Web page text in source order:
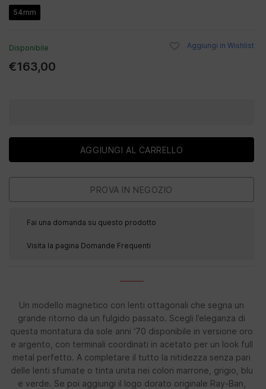
54mm
Disponibile
€163,00
Aggiungi in Wishlist
Fai una domanda su questo prodotto
Visita la pagina Domande Frequenti
Un modello magnetico con lenti ottagonali che segna un
grande ritorno da un fulgido passato. Scegli l’eleganza di
questa montatura da sole anni ‘70 disponibile in versione oro
e argento, con terminali coordinati in acetato per un look full
metal perfetto. A completare il tutto la nitidezza senza pari
delle lenti sfumate o tinta unita nei colori marrone, grigio, blu
e verde. Se poi aggiungi il logo dorato originale Ray-Ban,